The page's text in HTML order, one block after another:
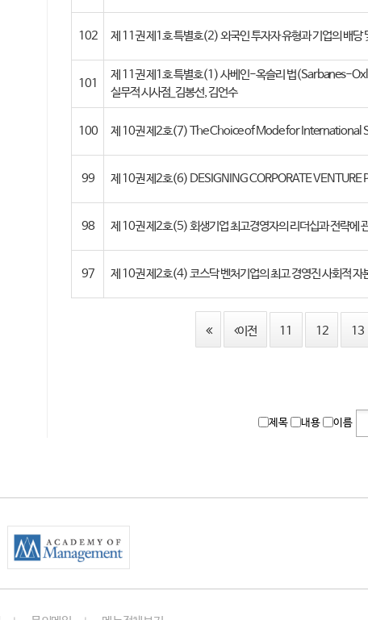
102 제 11권 제1호 특별호(2) 외국인 투자자 유형과 기업의 배당
101
제 11권 제1호 특별호(1) 사베인-옥슬리 법(Sarbanes-
실무적 시사점_김봉선, 김언수
100 제 10권 제2호(7) The Choice of Mode for International
99 제 10권 제2호(6) DESIGNING CORPORATE VENTURE
98 제 10권 제2호(5) 회생기업 최고경영자의 리더십과 전략에
97 제 10권 제2호(4) 코스닥 벤처기업의 최고 경영진 사회적 자
이전 11 12 13
제목 내용 이름